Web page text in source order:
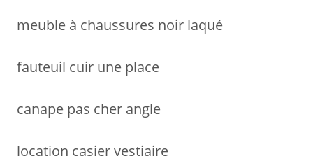
meuble à chaussures noir laqué
fauteuil cuir une place
canape pas cher angle
location casier vestiaire